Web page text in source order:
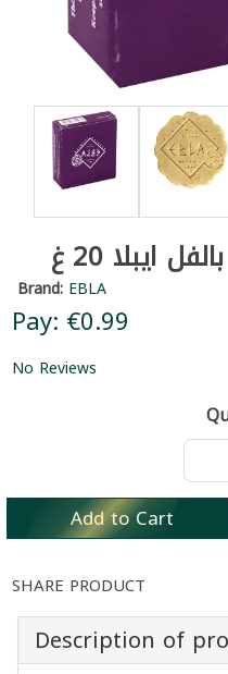
ايبلا 20 غ
Brand: EBLA
Pay: €0.99
No Reviews
Add to Cart
SHARE PRODUCT
Description of